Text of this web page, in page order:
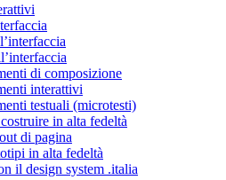
di composizione
interattivi
testuali (microtesti)
in alta fedeltà
di pagina
in alta fedeltà
il design system .italia